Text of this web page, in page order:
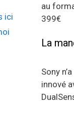
ici
au
399€
La
Sony
innové